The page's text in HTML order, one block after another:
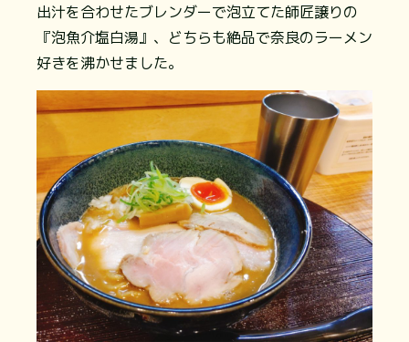
出汁を合わせたブレンダーで泡立てた師匠譲りの
『泡魚介塩白湯』、どちらも絶品で奈良のラーメン
好きを沸かせました。